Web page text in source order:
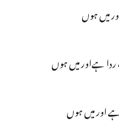
میں ہوں
ہےاور میں ہوں
اور میں ہوں